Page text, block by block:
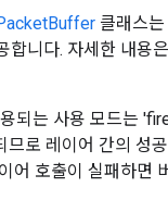
클래스
합니다. 자세한 내용은
되는 사용 모드는
로 레이어 간의 성
호출이 실패하면